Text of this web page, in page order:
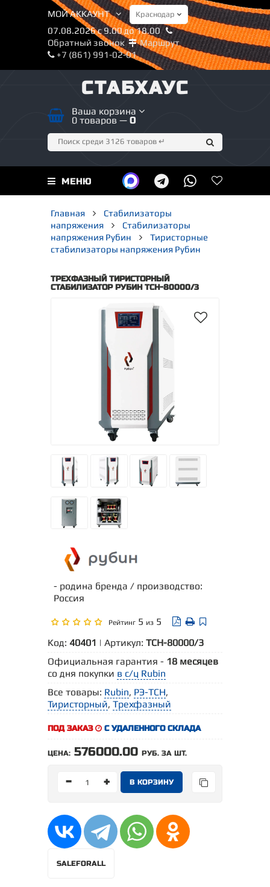
МОЙ АККАУНТ
07.08.2026 с 9.00 до 18.00
Обратный звонок
Маршрут
+7 (861) 991-02-01
СТАБХАУС
Ваша корзина
0 товаров — 0
МЕНЮ
Главная
Стабилизаторы
напряжения
Стабилизаторы
напряжения Рубин
Тиристорные
стабилизаторы напряжения Рубин
ТРЕХФАЗНЫЙ ТИРИСТОРНЫЙ
СТАБИЛИЗАТОР РУБИН ТСН-80000/3
- родина бренда / производство:
Россия
Рейтинг 5 из 5
Код: 40401 | Артикул: ТСН-80000/3
Официальная гарантия - 18 месяцев
со дня покупки в с/ц Rubin
Все товары: Rubin, РЭ-ТСН,
Тиристорный, Трехфазный
ПОД ЗАКАЗ С УДАЛЕННОГО СКЛАДА
ЦЕНА: 576000.00 РУБ. ЗА ШТ.
- +
SALEFORALL